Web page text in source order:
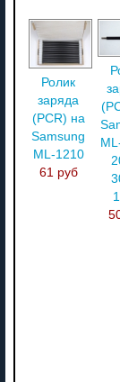
Ролик
заряда
(PCR) на
Samsung
ML-1210
61 руб